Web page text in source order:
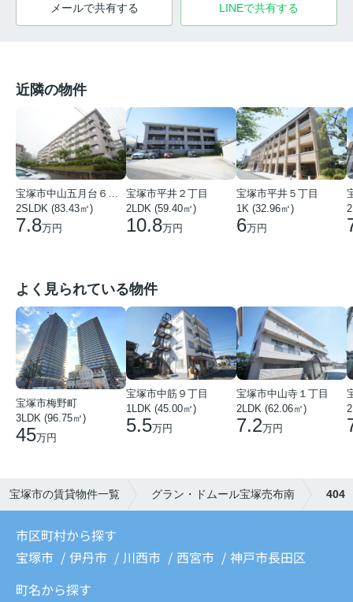
メールで共有する LINEで共有する
近隣の物件
宝塚市中山五月台６丁目
2SLDK (83.43㎡)
7.8万円
宝塚市平井２丁目
2LDK (59.40㎡)
10.8万円
宝塚市平井５丁目
1K (32.96㎡)
6万円
よく見られている物件
宝塚市梅野町
3LDK (96.75㎡)
45万円
宝塚市中筋９丁目
1LDK (45.00㎡)
5.5万円
宝塚市中山寺１丁目
2LDK (62.06㎡)
7.2万円
宝塚市の賃貸物件一覧 グラン・ドムール宝塚売布南 404
市区町村から探す
宝塚市
伊丹市 川西市 西宮市
神戸市長田区
町名から探す